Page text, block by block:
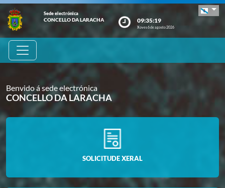
Sede electrónica
CONCELLO DA LARACHA 09:35:20
Xoves 6 de agosto 2026
Benvido á sede electrónica
CONCELLO DA LARACHA
SOLICITUDE XERAL